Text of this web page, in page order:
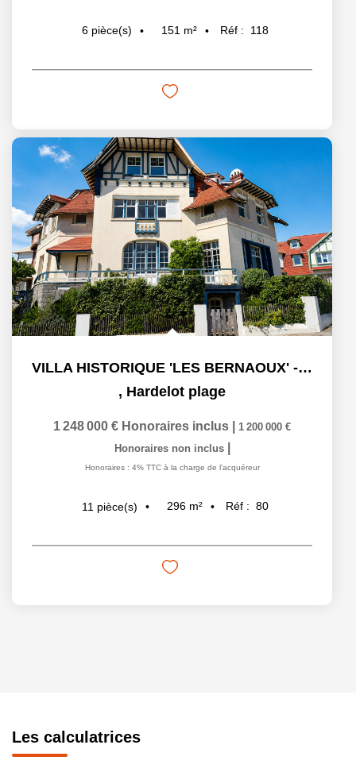
6 pièce(s) 151 m² Réf : 118
VILLA HISTORIQUE 'LES BERNAOUX' - HARDELOT - 296 M²
, Hardelot plage
1 248 000 € Honoraires inclus
1 200 000 €
Honoraires non inclus
Honoraires : 4% TTC à la charge de l'acquéreur
11 pièce(s) 296 m² Réf : 80
Les calculatrices